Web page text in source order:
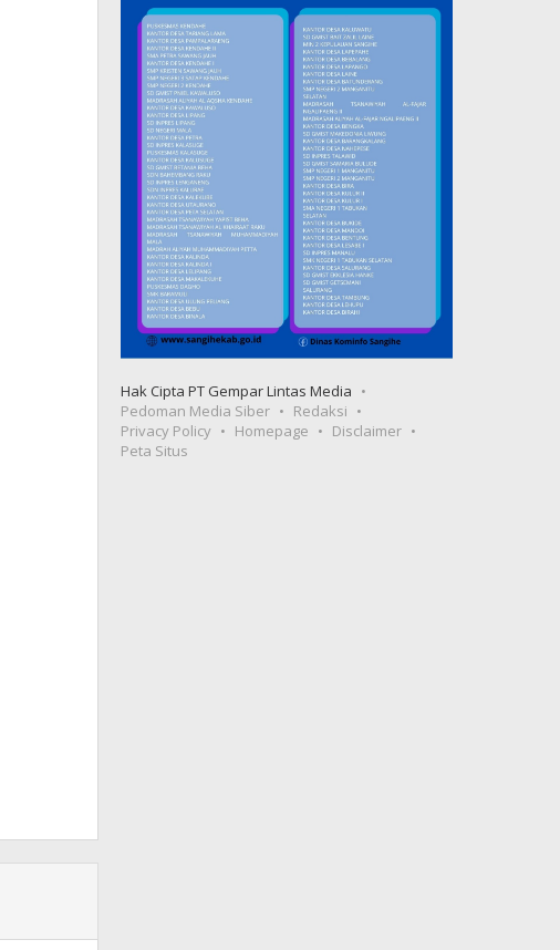
Hak Cipta PT Gempar Lintas Media
Pedoman Media Siber
Redaksi
Privacy Policy
Homepage
Disclaimer
Peta Situs